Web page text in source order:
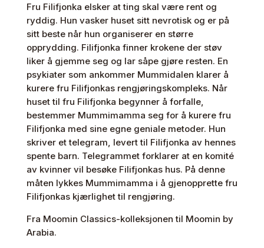
grå
antall
Fru Filifjonka elsker at ting skal være rent og
ryddig. Hun vasker huset sitt nevrotisk og er på
sitt beste når hun organiserer en større
opprydding. Filifjonka finner krokene der støv
liker å gjemme seg og lar såpe gjøre resten. En
psykiater som ankommer Mummidalen klarer å
kurere fru Filifjonkas rengjøringskompleks. Når
huset til fru Filifjonka begynner å forfalle,
bestemmer Mummimamma seg for å kurere fru
Filifjonka med sine egne geniale metoder. Hun
skriver et telegram, levert til Filifjonka av hennes
spente barn. Telegrammet forklarer at en komité
av kvinner vil besøke Filifjonkas hus. På denne
måten lykkes Mummimamma i å gjenopprette fru
Filifjonkas kjærlighet til rengjøring.
Fra Moomin Classics-kolleksjonen til Moomin by
Arabia.